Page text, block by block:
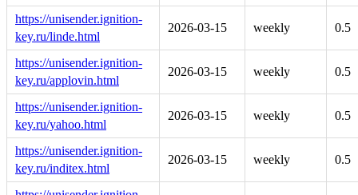
https://unisender.ignition-
key.ru/linde.html
2026-03-15 weekly 0.5
https://unisender.ignition-
key.ru/applovin.html
2026-03-15 weekly 0.5
https://unisender.ignition-
key.ru/yahoo.html
2026-03-15 weekly 0.5
https://unisender.ignition-
key.ru/inditex.html
2026-03-15 weekly 0.5